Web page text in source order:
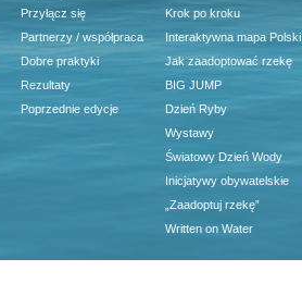
Przyłącz się
Partnerzy / współpraca
Dobre praktyki
Rezultaty
Poprzednie edycje
Krok po kroku
Interaktywna mapa Polski
Jak zaadoptować rzekę
BIG JUMP
Dzień Ryby
Wystawy
Światowy Dzień Wody
Inicjatywy obywatelskie
„Zaadoptuj rzekę”
Written on Water